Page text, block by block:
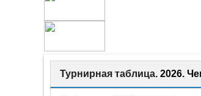
Турнирная таблица. 2026.